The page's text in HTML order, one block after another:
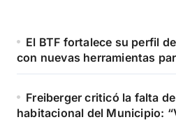
El BTF fortalece su perfil
con nuevas herramientas
Freiberger criticó la falta
habitacional del Municipio: